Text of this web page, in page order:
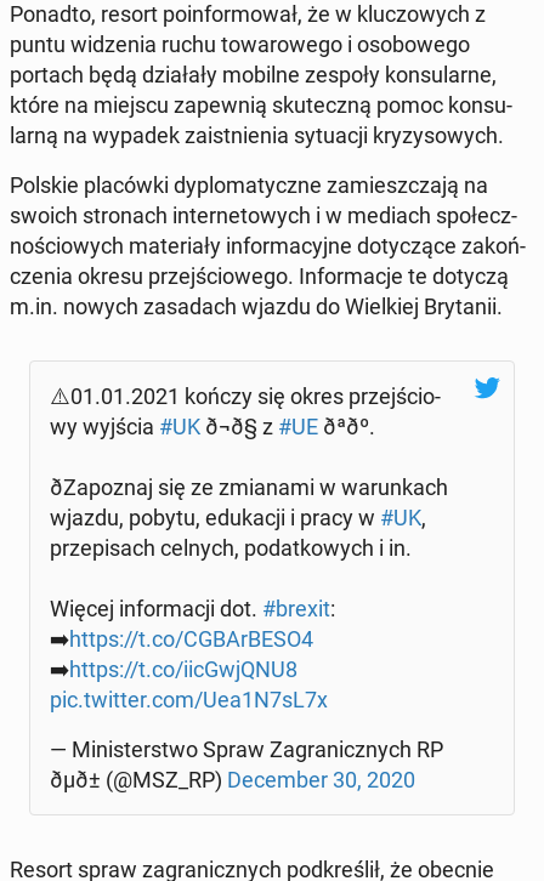
Ponadto, resort po­in­for­mo­wał, że w klu­czo­wych z
puntu wi­dze­nia ruchu to­wa­ro­we­go i oso­bo­we­go
portach będą dzia­ła­ły mobilne zespoły kon­su­lar­ne,
które na miejscu za­pew­nią sku­tecz­ną pomoc kon­su­
lar­ną na wypadek za­ist­nie­nia sy­tu­acji kry­zy­so­wych.
Polskie pla­ców­ki dy­plo­ma­tycz­ne za­miesz­cza­ją na
swoich stro­nach in­ter­ne­to­wych i w mediach spo­łecz­
no­ścio­wych ma­te­ria­ły in­for­ma­cyj­ne do­ty­czą­ce za­koń­
cze­nia okresu przej­ścio­we­go. In­for­ma­cje te dotyczą
m.in. nowych za­sa­dach wjazdu do Wiel­kiej Bry­ta­nii.
⚠️01.01.2021 kończy się okres przej­ścio­
wy wyjścia #UK ð¬ð§ z #UE ðªðº.
ðZa­po­znaj się ze zmia­na­mi w wa­run­kach
wjazdu, pobytu, edu­ka­cji i pracy w #UK,
prze­pi­sach celnych, po­dat­ko­wych i in.
Więcej in­for­ma­cji dot. #brexit:
➡️https://t.co/CGBAr­BE­SO4
➡️https://t.co/iic­Gw­jQNU8
pic.twitter.com/Uea1N7sL7x
— Mi­ni­ster­stwo Spraw Za­gra­nicz­nych RP
ðµð± (@MSZ_RP) De­cem­ber 30, 2020
Resort spraw za­gra­nicz­nych pod­kre­ślił, że obecnie